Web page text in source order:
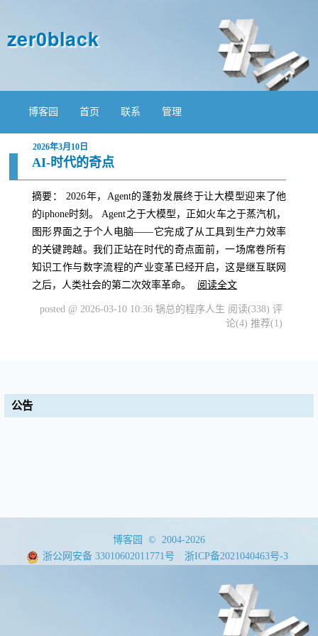
zer0black
博客园 首页 联系 管理
2026年3月10日
AI-时代的奇点
摘要： 2026年，Agent的蓬勃发展终于让大模型迎来了他
的iphone时刻。 Agent之于大模型，正如火车之于蒸汽机，
图形界面之于个人电脑——它完成了从工具到生产力效率
的关键跨越。我们正站在时代的奇点面前，一场席卷所有
知识工作与数字流程的产业变革已经开启，这是继互联网
之后，人类社会的第二次效率革命。
阅读全文
posted @ 2026-03-10 10:36 锅总的程序人生 阅读(338) 评
论(4) 推荐(1)
公告
博客园
© 2004-2026
浙公网安备 33010602011771号
浙ICP备2021040463号-3